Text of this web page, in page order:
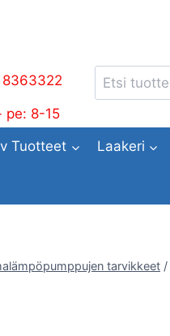
pe: 8-15
Etsi:
Tuotteet Laakeri
tarvikkeet /